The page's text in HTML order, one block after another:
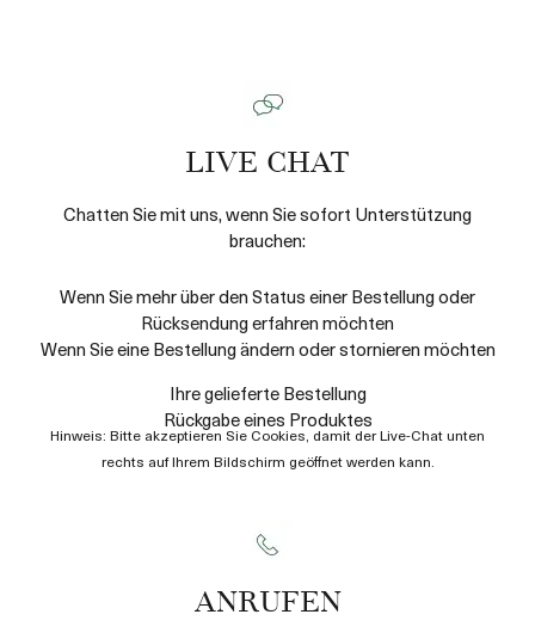
LIVE CHAT
Chatten Sie mit uns, wenn Sie sofort Unterstützung
brauchen:
Wenn Sie mehr über den Status einer Bestellung oder
Rücksendung erfahren möchten
Wenn Sie eine Bestellung ändern oder stornieren möchten
Ihre gelieferte Bestellung
Rückgabe eines Produktes
Hinweis: Bitte akzeptieren Sie Cookies, damit der Live-Chat unten
rechts auf Ihrem Bildschirm geöffnet werden kann.
ANRUFEN